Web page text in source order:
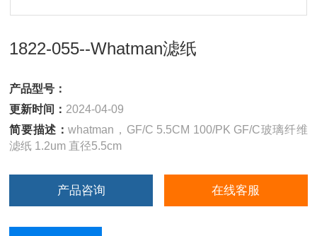
1822-055--Whatman滤纸
产品型号：
更新时间： 2024-04-09
简要描述：whatman，GF/C 5.5CM 100/PK GF/C玻璃纤维
滤纸 1.2um 直径5.5cm
产品咨询 在线客服